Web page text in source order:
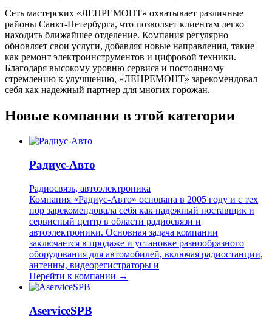
Сеть мастерских «ЛЕНРЕМОНТ» охватывает различные
районы Санкт-Петербурга, что позволяет клиентам легко
находить ближайшее отделение. Компания регулярно
обновляет свои услуги, добавляя новые направления, такие
как ремонт электроинструментов и цифровой техники.
Благодаря высокому уровню сервиса и постоянному
стремлению к улучшению, «ЛЕНРЕМОНТ» зарекомендовал
себя как надежный партнер для многих горожан.
Новые компании в этой категории
Радиус-Авто
Радиосвязь, автоэлектроника
Компания «Радиус-Авто» основана в 2005 году и с тех
пор зарекомендовала себя как надежный поставщик и
сервисный центр в области радиосвязи и
автоэлектроники. Основная задача компании
заключается в продаже и установке разнообразного
оборудования для автомобилей, включая радиостанции,
антенны, видеорегистраторы и
Перейти к компании →
AserviceSPB